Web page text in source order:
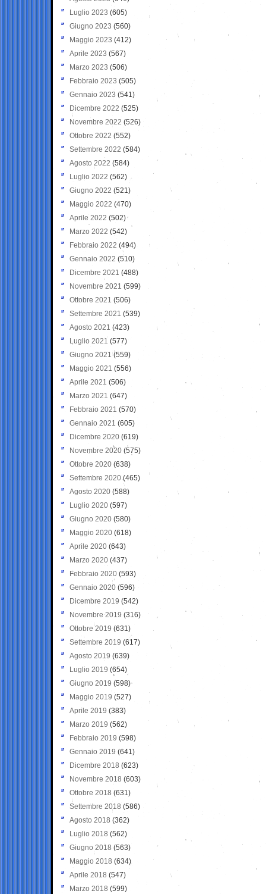
Luglio 2023 (605)
Giugno 2023 (560)
Maggio 2023 (412)
Aprile 2023 (567)
Marzo 2023 (506)
Febbraio 2023 (505)
Gennaio 2023 (541)
Dicembre 2022 (525)
Novembre 2022 (526)
Ottobre 2022 (552)
Settembre 2022 (584)
Agosto 2022 (584)
Luglio 2022 (562)
Giugno 2022 (521)
Maggio 2022 (470)
Aprile 2022 (502)
Marzo 2022 (542)
Febbraio 2022 (494)
Gennaio 2022 (510)
Dicembre 2021 (488)
Novembre 2021 (599)
Ottobre 2021 (506)
Settembre 2021 (539)
Agosto 2021 (423)
Luglio 2021 (577)
Giugno 2021(559)
Maggio 2021 (556)
Aprile 2021 (506)
Marzo 2021 (647)
Febbraio 2021 (570)
Gennaio 2021 (605)
Dicembre 2020 (619)
Novembre 2020 (575)
Ottobre 2020 (638)
Settembre 2020(465)
Agosto 2020 (588)
Luglio 2020 (597)
Giugno 2020 (580)
Maggio 2020 (618)
Aprile 2020 (643)
Marzo 2020 (437)
Febbraio 2020 (593)
Gennaio 2020 (596)
Dicembre 2019 (542)
Novembre 2019 (316)
Ottobre 2019 (631)
Settembre 2019 (617)
Agosto 2019 (639)
Luglio 2019 (654)
Giugno 2019 (598)
Maggio 2019 (527)
Aprile 2019 (383)
Marzo 2019 (562)
Febbraio 2019 (598)
Gennaio 2019 (641)
Dicembre 2018 (623)
Novembre 2018 (603)
Ottobre 2018 (631)
Settembre 2018 (586)
Agosto 2018 (362)
Luglio 2018 (562)
Giugno 2018 (563)
Maggio 2018 (634)
Aprile 2018 (547)
Marzo 2018 (599)